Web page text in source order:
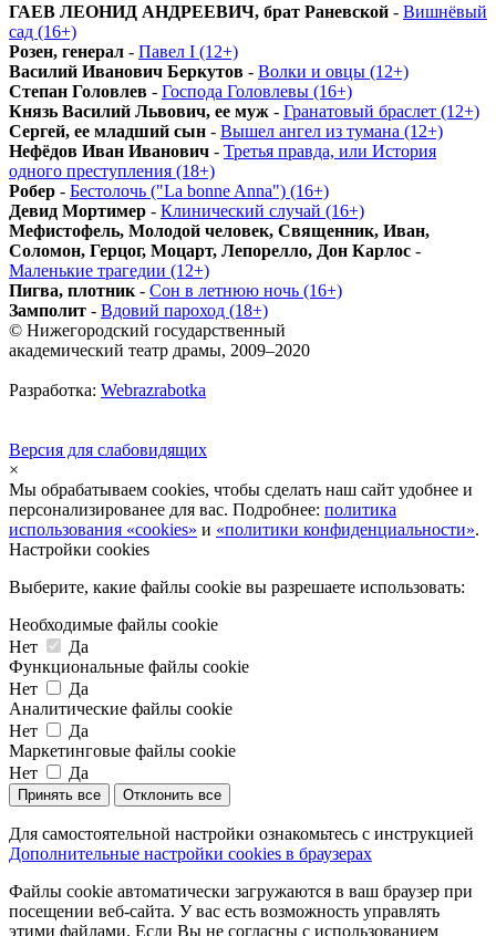
ГАЕВ ЛЕОНИД АНДРЕЕВИЧ, брат Раневской - Вишнёвый
сад (16+)
Розен, генерал - Павел I (12+)
Василий Иванович Беркутов - Волки и овцы (12+)
Степан Головлев - Господа Головлевы (16+)
Князь Василий Львович, ее муж - Гранатовый браслет (12+)
Сергей, ее младший сын - Вышел ангел из тумана (12+)
Нефёдов Иван Иванович - Третья правда, или История
одного преступления (18+)
Робер - Бестолочь ("La bonne Anna") (16+)
Девид Мортимер - Клинический случай (16+)
Мефистофель, Молодой человек, Священник, Иван,
Соломон, Герцог, Моцарт, Лепорелло, Дон Карлос -
Маленькие трагедии (12+)
Пигва, плотник - Сон в летнюю ночь (16+)
Замполит - Вдовий пароход (18+)
© Нижегородский государственный
академический театр драмы, 2009–2020
Разработка: Webrazrabotka
Версия для слабовидящих
×
Мы обрабатываем cookies, чтобы сделать наш сайт удобнее и
персонализированее для вас. Подробнее: политика
использования «cookies» и «политики конфиденциальности».
Настройки cookies
Выберите, какие файлы cookie вы разрешаете использовать:
Необходимые файлы cookie
Нет
Да
Функциональные файлы cookie
Нет
Да
Аналитические файлы cookie
Нет
Да
Маркетинговые файлы cookie
Нет
Да
Принять все Отклонить все
Для самостоятельной настройки ознакомьтесь с инструкцией
Дополнительные настройки cookies в браузерах
Файлы cookie автоматически загружаются в ваш браузер при
посещении веб-сайта. У вас есть возможность управлять
этими файлами. Если Вы не согласны с использованием